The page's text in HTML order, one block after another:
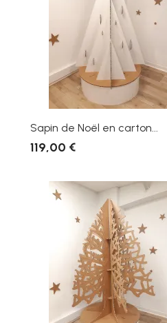
Sapin de Noël en carton...
119,00 €